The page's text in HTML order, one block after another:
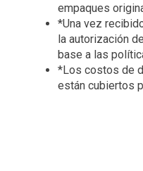
empaques
*Una vez
la autorización
base a las
*Los costos de
están cubiertos